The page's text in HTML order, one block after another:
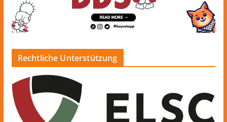
Rechtliche Unterstützung